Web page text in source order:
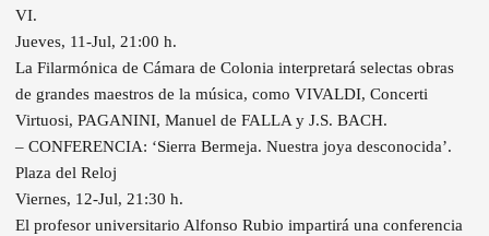
VI.
Jueves, 11-Jul, 21:00 h.
La Filarmónica de Cámara de Colonia interpretará selectas obras
de grandes maestros de la música, como VIVALDI, Concerti
Virtuosi, PAGANINI, Manuel de FALLA y J.S. BACH.
– CONFERENCIA: ‘Sierra Bermeja. Nuestra joya desconocida’.
Plaza del Reloj
Viernes, 12-Jul, 21:30 h.
El profesor universitario Alfonso Rubio impartirá una conferencia